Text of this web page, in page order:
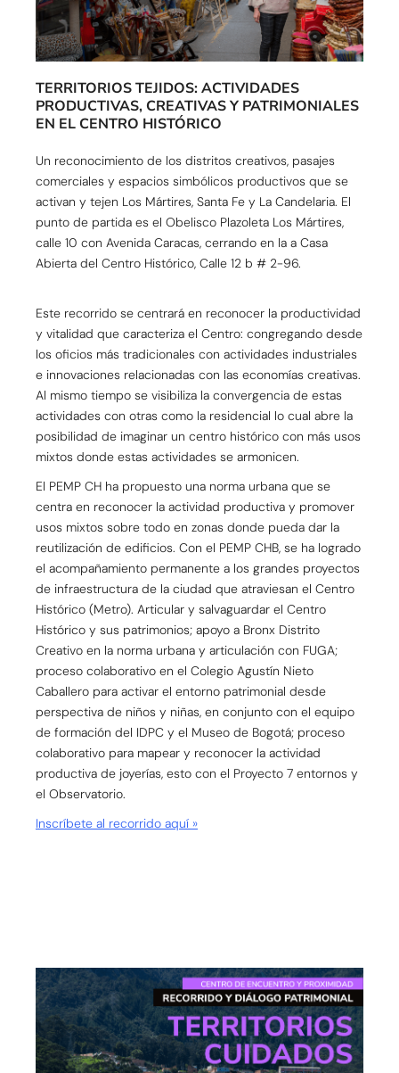
TERRITORIOS TEJIDOS: ACTIVIDADES
PRODUCTIVAS, CREATIVAS Y PATRIMONIALES
EN EL CENTRO HISTÓRICO
Un reconocimiento de los distritos creativos, pasajes
comerciales y espacios simbólicos productivos que se
activan y tejen Los Mártires, Santa Fe y La Candelaria. El
punto de partida es el Obelisco Plazoleta Los Mártires,
calle 10 con Avenida Caracas, cerrando en la a Casa
Abierta del Centro Histórico, Calle 12 b # 2-96.
Este recorrido se centrará en reconocer la productividad
y vitalidad que caracteriza el Centro: congregando desde
los oficios más tradicionales con actividades industriales
e innovaciones relacionadas con las economías creativas.
Al mismo tiempo se visibiliza la convergencia de estas
actividades con otras como la residencial lo cual abre la
posibilidad de imaginar un centro histórico con más usos
mixtos donde estas actividades se armonicen.
El PEMP CH ha propuesto una norma urbana que se
centra en reconocer la actividad productiva y promover
usos mixtos sobre todo en zonas donde pueda dar la
reutilización de edificios. Con el PEMP CHB, se ha logrado
el acompañamiento permanente a los grandes proyectos
de infraestructura de la ciudad que atraviesan el Centro
Histórico (Metro). Articular y salvaguardar el Centro
Histórico y sus patrimonios; apoyo a Bronx Distrito
Creativo en la norma urbana y articulación con FUGA;
proceso colaborativo en el Colegio Agustín Nieto
Caballero para activar el entorno patrimonial desde
perspectiva de niños y niñas, en conjunto con el equipo
de formación del IDPC y el Museo de Bogotá; proceso
colaborativo para mapear y reconocer la actividad
productiva de joyerías, esto con el Proyecto 7 entornos y
el Observatorio.
Inscríbete al recorrido aquí »